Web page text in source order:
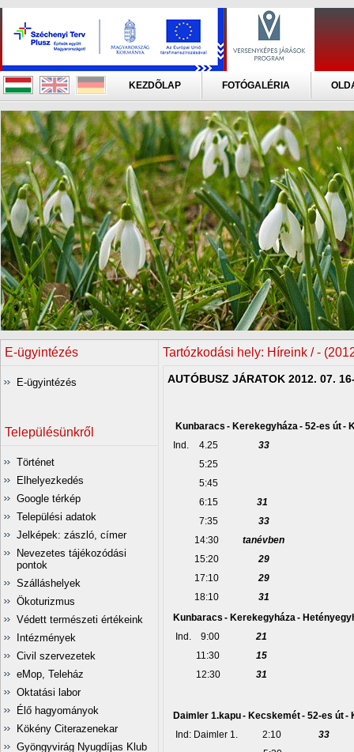
KEZDÕLAP FOTÓGALÉRIA
E-ügyintézés
E-ügyintézés
Településünkről
Történet
Elhelyezkedés
Google térkép
Települési adatok
Jelképek: zászló, címer
Nevezetes tájékozódási
pontok
Szálláshelyek
Ökoturizmus
Védett természeti értékeink
Intézmények
Civil szervezetek
eMop, Teleház
Oktatási labor
Élő hagyományok
Kökény Citerazenekar
Gyöngyvirág Nyugdíjas Klub
Tartózkodási hely: Híreink / -
AUTÓBUSZ JÁRATOK 2012. 07.
Kunbaracs - Kerekegyháza- 52-es út-
Ind.
4.25
33
5:25
5:45
6:15
31
7:35
33
14:30
tanévben
15:20
29
17:10
29
18:10
31
Kunbaracs - Kerekegyháza-
Ind.
9:00
21
11:30
15
12:30
31
Daimler 1.kapu- Kecskemét- 52-es út-
Ind: Daimler 1.
2:10
33